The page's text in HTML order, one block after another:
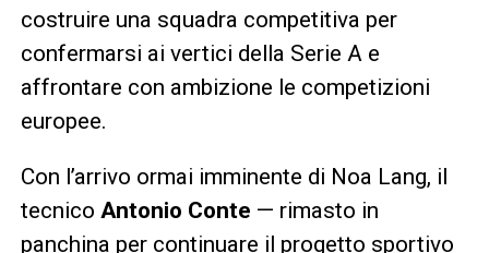
costruire una squadra competitiva per
confermarsi ai vertici della Serie A e
affrontare con ambizione le competizioni
europee.
Con l’arrivo ormai imminente di Noa Lang, il
tecnico Antonio Conte — rimasto in
panchina per continuare il progetto sportivo